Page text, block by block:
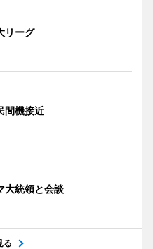
リーグ
間機接近
大統領と会談
る